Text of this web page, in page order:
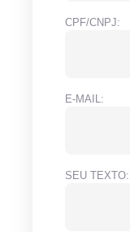
CPF/CNPJ:
E-MAIL:
SEU TEXTO: